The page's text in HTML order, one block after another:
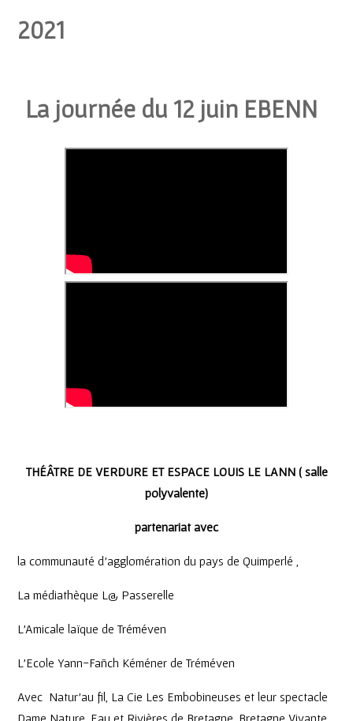
2021
La journée du 12 juinEBENN
THÉÂTRE DE VERDURE ET ESPACE LOUIS LE LANN ( salle
polyvalente)
partenariat avec
la communauté d’agglomération du pays de Quimperlé ,
La médiathèque L@ Passerelle
L’Amicale laïque de Tréméven
L’Ecole Yann-Fañch Kéméner de Tréméven
Avec Natur’au fil, La Cie Les Embobineuses et leur spectacle
Dame Nature, Eau et Rivières de Bretagne, Bretagne Vivante